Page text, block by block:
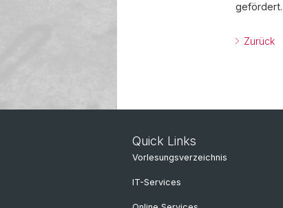
gefördert.
Zurück
Quick Links
Vorlesungsverzeichnis
IT-Services